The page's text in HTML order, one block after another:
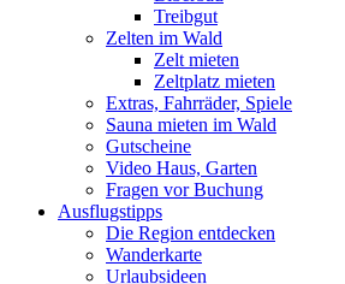
Treibgut
Zelten im Wald
Zelt mieten
Zeltplatz mieten
Extras, Fahrräder, Spiele
Sauna mieten im Wald
Gutscheine
Video Haus, Garten
Fragen vor Buchung
Ausflugstipps
Die Region entdecken
Wanderkarte
Urlaubsideen